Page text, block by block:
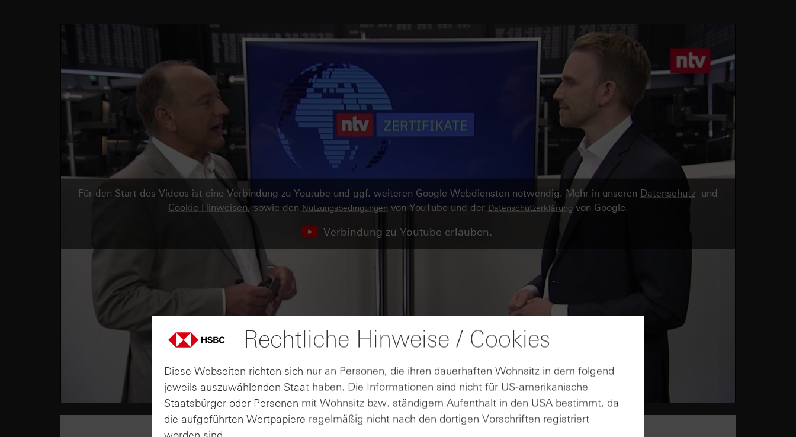
Für den Start des Videos ist eine Verbindung zu Youtube und ggf. weiteren Google-Webdiensten notwendig. Mehr in unseren Datenschutz- und
Cookie-Hinweisen, sowie den Nutzungsbedingungen von YouTube und der Datenschutzerklärung von Google.
Verbindung zu Youtube erlauben.
Rechtliche Hinweise / Cookies
Diese Webseiten richten sich nur an Personen, die ihren dauerhaften Wohnsitz in dem folgend
jeweils auszuwählenden Staat haben. Die Informationen sind nicht für US-amerikanische
Staatsbürger oder Personen mit Wohnsitz bzw. ständigem Aufenthalt in den USA bestimmt, da
die aufgeführten Wertpapiere regelmäßig nicht nach den dortigen Vorschriften registriert